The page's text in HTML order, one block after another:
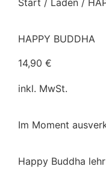
Start / Laden /
HAPPY BUDDHA
14,90 €
inkl. MwSt.
Im Moment
Happy Buddha